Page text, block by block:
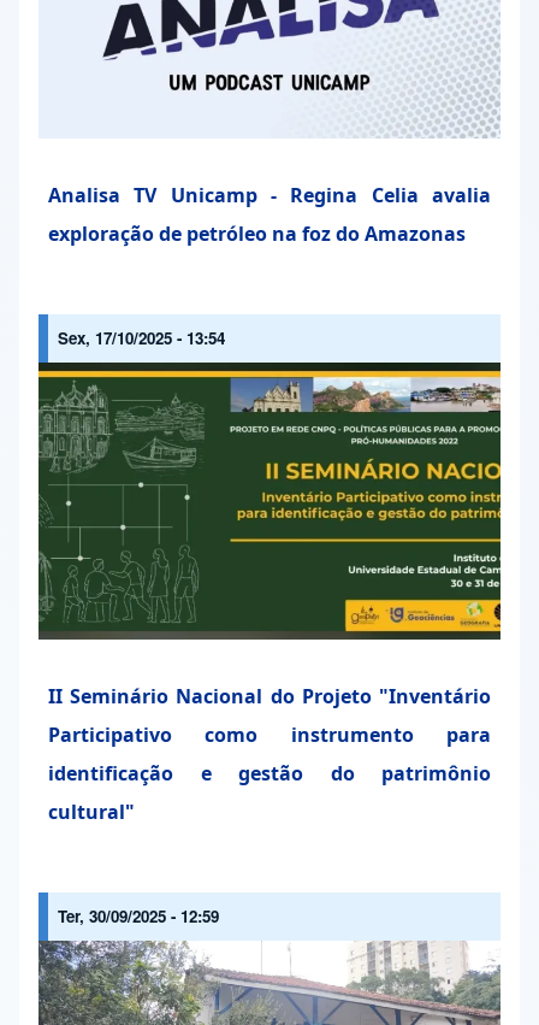
Analisa TV Unicamp - Regina Celia avalia
exploração de petróleo na foz do Amazonas
Sex, 17/10/2025 - 13:54
II Seminário Nacional do Projeto "Inventário
Participativo como instrumento para
identificação e gestão do patrimônio
cultural"
Ter, 30/09/2025 - 12:59